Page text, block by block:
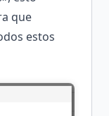
que
estos